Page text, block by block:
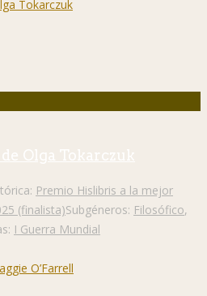
Olga Tokarczuk
Premio Hislibris a la mejor
(finalista)Subgéneros: Filosófico,
I Guerra Mundial